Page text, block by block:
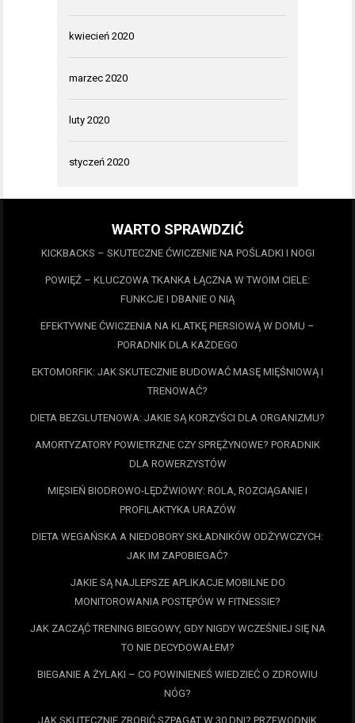
kwiecień 2020
marzec 2020
luty 2020
styczeń 2020
WARTO SPRAWDZIĆ
KICKBACKS – SKUTECZNE ĆWICZENIE NA POŚLADKI I NOGI
POWIĘŹ – KLUCZOWA TKANKA ŁĄCZNA W TWOIM CIELE:
FUNKCJE I DBANIE O NIĄ
EFEKTYWNE ĆWICZENIA NA KLATKĘ PIERSIOWĄ W DOMU –
PORADNIK DLA KAŻDEGO
EKTOMORFIK: JAK SKUTECZNIE BUDOWAĆ MASĘ MIĘŚNIOWĄ I
TRENOWAĆ?
DIETA BEZGLUTENOWA: JAKIE SĄ KORZYŚCI DLA ORGANIZMU?
AMORTYZATORY POWIETRZNE CZY SPRĘŻYNOWE? PORADNIK
DLA ROWERZYSTÓW
MIĘSIEŃ BIODROWO-LĘDŹWIOWY: ROLA, ROZCIĄGANIE I
PROFILAKTYKA URAZÓW
DIETA WEGAŃSKA A NIEDOBORY SKŁADNIKÓW ODŻYWCZYCH:
JAK IM ZAPOBIEGAĆ?
JAKIE SĄ NAJLEPSZE APLIKACJE MOBILNE DO
MONITOROWANIA POSTĘPÓW W FITNESSIE?
JAK ZACZĄĆ TRENING BIEGOWY, GDY NIGDY WCZEŚNIEJ SIĘ NA
TO NIE DECYDOWAŁEM?
BIEGANIE A ŻYLAKI – CO POWINIENEŚ WIEDZIEĆ O ZDROWIU
NÓG?
JAK SKUTECZNIE ZROBIĆ SZPAGAT W 30 DNI? PRZEWODNIK